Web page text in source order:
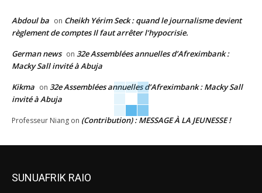
Abdoul ba on Cheikh Yérim Seck : quand le journalisme devient
règlement de comptes Il faut arrêter l’hypocrisie.
German news on 32e Assemblées annuelles d’Afreximbank :
Macky Sall invité à Abuja
Kikma on 32e Assemblées annuelles d’Afreximbank : Macky Sall
invité à Abuja
Professeur Niang on (Contribution) : MESSAGE À LA JEUNESSE !
SUNUAFRIK RAIO